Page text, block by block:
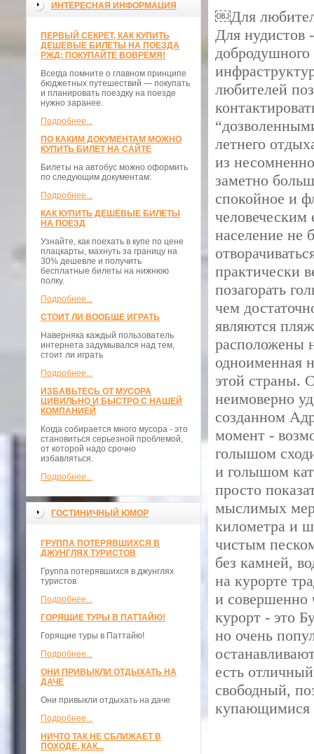
ИНТЕРЕСНАЯ ИНФОРМАЦИЯ
ПЕРВЫЙ СЕКРЕТ, КАК КУПИТЬ
ДЕШЕВЫЕ БИЛЕТЫ НА ПОЕЗДА
РЖД: ПОКУПАЙТЕ ВОВРЕМЯ!
Всегда помните о главном принципе
бюджетных путешествий — покупать
и планировать поездку на поезде
нужно заранее.
Подробнее...
ПО КАКИМ ДОКУМЕНТАМ МОЖНО
КУПИТЬ БИЛЕТ НА САЙТЕ
Билеты на автобус можно оформить
по следующим документам:
Подробнее...
КАК КУПИТЬ ДЕШЁВЫЕ БИЛЕТЫ
НА ПОЕЗД
Узнайте, как поехать в купе по цене
плацкарты, махнуть за границу на
30% дешевле и получить
бесплатные билеты на нижнюю
полку.
Подробнее...
СТОИТ ЛИ ВООБЩЕ ИГРАТЬ
Наверняка каждый пользователь
интернета задумывался над тем,
стоит ли играть
Подробнее...
ИЗБАВЬТЕСЬ ОТ МУСОРА
ЦИВИЛЬНО И БЫСТРО С НАШЕЙ
КОМПАНИЕЙ
Когда собирается много мусора - это
становиться серьезной проблемой,
от которой надо срочно
избавляться.
Подробнее...
ГОСТИНИЧНЫЙ ЮМОР
ГРУППА ПОТЕРЯВШИХСЯ В
ДЖУНГЛЯХ ТУРИСТОВ
Группа потерявшихся в джунглях
туристов
Подробнее...
ГОРЯЩИЕ ТУРЫ В ПАТТАЙЮ!
Горящие туры в Паттайю!
Подробнее...
ОНИ ПРИВЫКЛИ ОТДЫХАТЬ НА
ДАЧЕ
Они привыкли отдыхать на даче
Подробнее...
НИЧТО ТАК НЕ СБЛИЖАЕТ В
ПОХОДЕ, КАК...
￼Для
Для нудистов
любителей
летнего
из
заметно
спокойное и
население не
практически
позагорать
чем
являются
расположены
одноименная
этой страны.
неимоверно
созданном
момент -
голышом
и голышом
просто
мыслимых
километра и
чистым
без камней,
на курорте
и совершенно
курорт - это
но очень
есть
свободный,
купающимися